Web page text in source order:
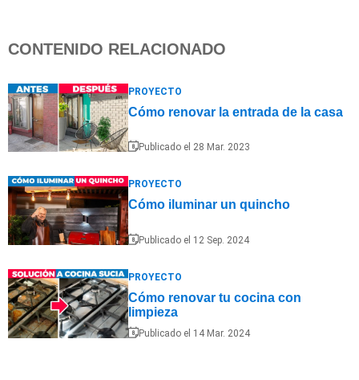
CONTENIDO RELACIONADO
PROYECTO
Cómo renovar la entrada de la casa
Publicado el 28 Mar. 2023
PROYECTO
Cómo iluminar un quincho
Publicado el 12 Sep. 2024
PROYECTO
Cómo renovar tu cocina con
limpieza
Publicado el 14 Mar. 2024